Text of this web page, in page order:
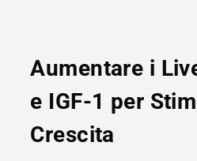
Aumentare i
e IGF-1 per
Crescita